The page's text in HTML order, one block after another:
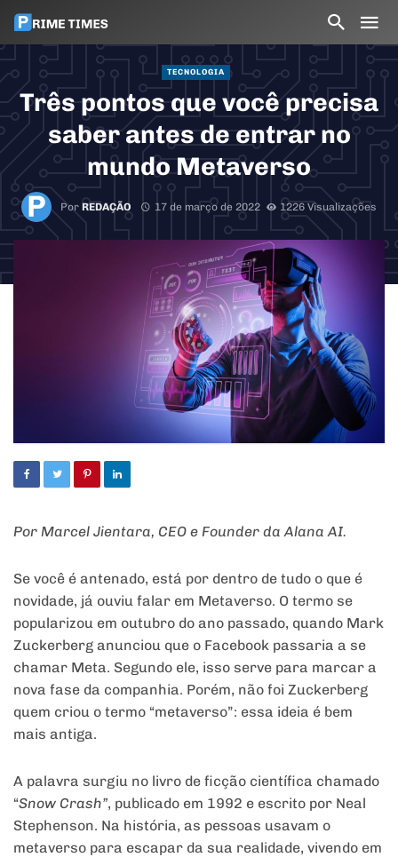
TECNOLOGIA
Três pontos que você precisa
saber antes de entrar no
mundo Metaverso
Por REDAÇÃO 17 de março de 2022 1226 Visualizações
Por Marcel Jientara, CEO e Founder da Alana AI.
Se você é antenado, está por dentro de tudo o que é
novidade, já ouviu falar em Metaverso. O termo se
popularizou em outubro do ano passado, quando Mark
Zuckerberg anunciou que o Facebook passaria a se
chamar Meta. Segundo ele, isso serve para marcar a
nova fase da companhia. Porém, não foi Zuckerberg
quem criou o termo “metaverso”: essa ideia é bem
mais antiga.
A palavra surgiu no livro de ficção científica chamado
“Snow Crash”, publicado em 1992 e escrito por Neal
Stephenson. Na história, as pessoas usavam o
metaverso para escapar da sua realidade, vivendo em